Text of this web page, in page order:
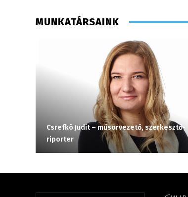
MUNKATÁRSAINK
Csrefkó Judit – műsorvezető, szerkesztő-
riporter